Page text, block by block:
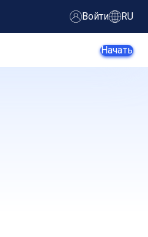
Войти RU
Начать